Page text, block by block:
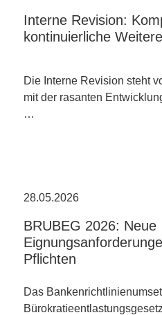
Interne Revision:
kontinuierliche
Die Interne Revision steht
mit der rasanten
…
28.05.2026
BRUBEG 2026: Neue
Pflichten
Das